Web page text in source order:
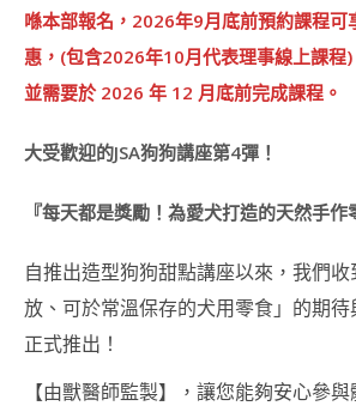
講
師
證
書
課
JSA
狗狗零食講師證書課
程(DOGGY SNACK)
裸食甜點(RAW
DECO SWEETS)
喺本部報名，2026年9月底前預約課程可
惠，(包含2026年10月代表理事線上課程)
並需要於 2026 年 12 月底前完成課程。
大受歡迎的JSA狗狗講座第4彈！
『每天都是獎勵！為愛犬打造的天然手作
自推出造型狗狗甜點講座以來，我們
放、可於常溫保存的犬用零食」的期
正式推出！
【由獸醫師監製】，讓您能夠安心參與